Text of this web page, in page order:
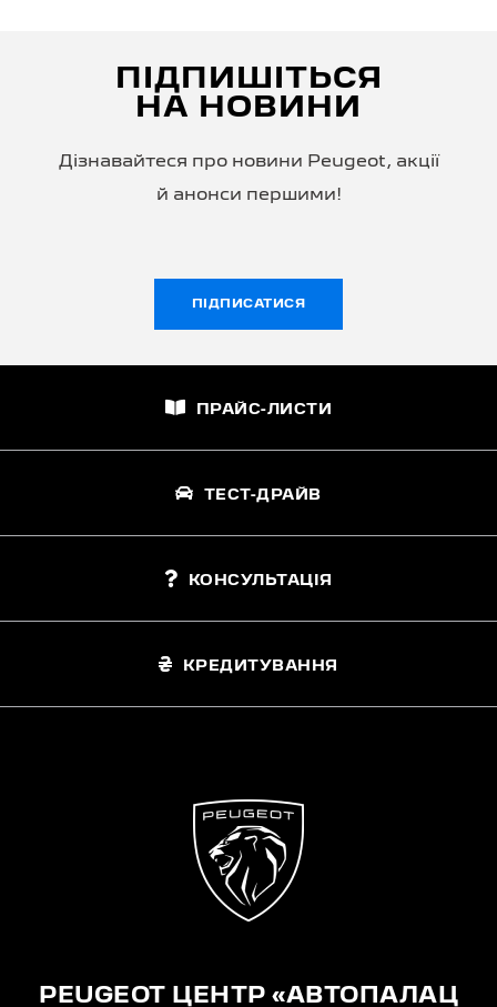
ПІДПИШІТЬСЯ
НА НОВИНИ
Дізнавайтеся про новини Peugeot, акції
й анонси першими!
ПІДПИСАТИСЯ
ПРАЙС-ЛИСТИ
ТЕСТ-ДРАЙВ
КОНСУЛЬТАЦІЯ
КРЕДИТУВАННЯ
PEUGEOT ЦЕНТР «АВТОПАЛАЦ